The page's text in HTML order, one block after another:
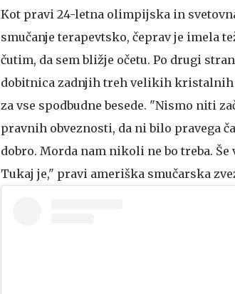
Kot pravi 24-letna olimpijska in
smučanje terapevtsko, čeprav je imela
čutim, da sem bližje očetu. Po drugi
dobitnica zadnjih treh velikih kristalnih
za vse spodbudne besede. "Nismo niti
pravnih obveznosti, da ni bilo pravega
dobro. Morda nam nikoli ne bo treba. Še
Tukaj je," pravi ameriška smučarska